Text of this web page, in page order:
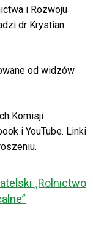
i Rozwoju
dr Krystian
od widzów
Komisji
i YouTube. Linki
„Rolnictwo